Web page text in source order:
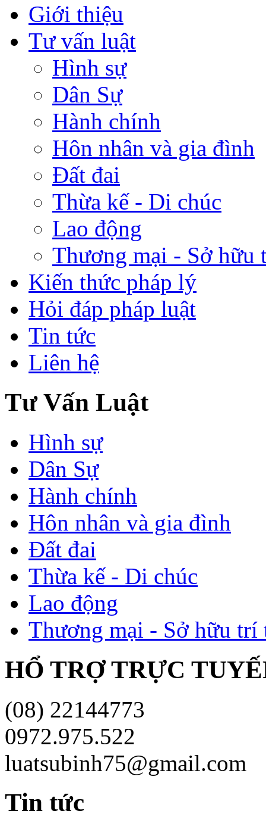
Giới thiệu
Tư vấn luật
Hình sự
Dân Sự
Hành chính
Hôn nhân và gia đình
Đất đai
Thừa kế - Di chúc
Lao động
Thương mại - Sở hữu
Kiến thức pháp lý
Hỏi đáp pháp luật
Tin tức
Liên hệ
Tư Vấn Luật
Hình sự
Dân Sự
Hành chính
Hôn nhân và gia đình
Đất đai
Thừa kế - Di chúc
Lao động
Thương mại - Sở hữu trí
HỔ TRỢ TRỰC
(08) 22144773
0972.975.522
luatsubinh75@gmail.com
Tin tức